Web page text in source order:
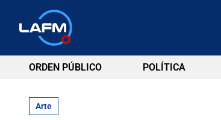
ORDEN PÚBLICO POLÍTICA
Arte